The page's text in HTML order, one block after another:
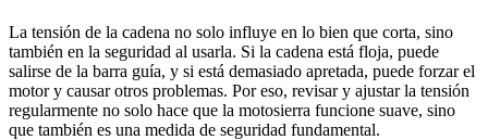
La tensión de la cadena no solo influye en lo bien que corta, sino
también en la seguridad al usarla. Si la cadena está floja, puede
salirse de la barra guía, y si está demasiado apretada, puede forzar el
motor y causar otros problemas. Por eso, revisar y ajustar la tensión
regularmente no solo hace que la motosierra funcione suave, sino
que también es una medida de seguridad fundamental.